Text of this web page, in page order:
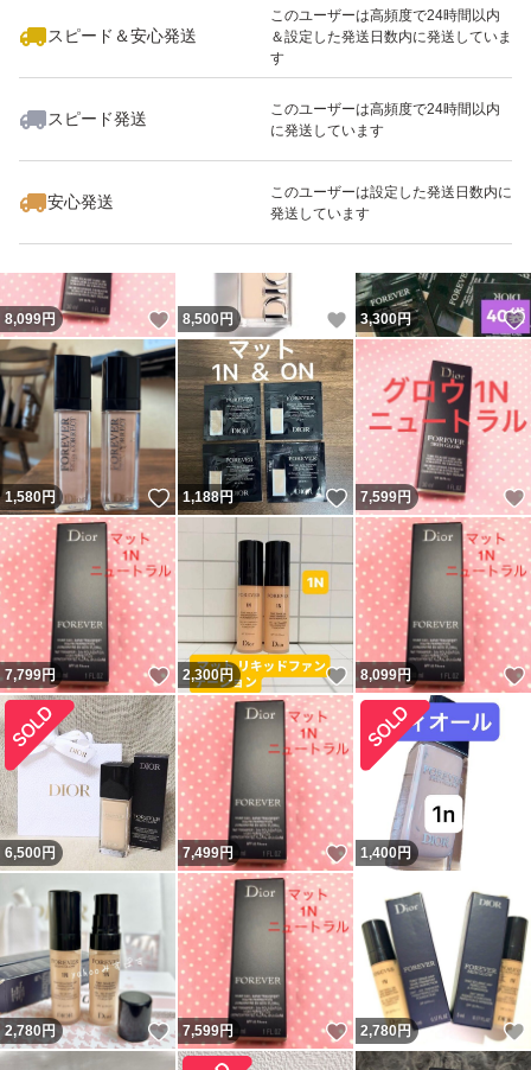
スピード＆安心発送
このユーザーは高頻度で24時間以内
＆設定した発送日数内に発送していま
す
スピード発送
このユーザーは高頻度で24時間以内
に発送しています
安心発送
このユーザーは設定した発送日数内に
発送しています
いいね！
1,350
8,099円 いいね！
8,500円 いいね！
3,300円
1,580円 いいね！
1,188円 いいね！
7,599円
7,799円 いいね！
2,300円 いいね！
8,099円
6,500円 7,499円 いいね！
1,400円
2,780円 いいね！
7,599円 いいね！
2,780円